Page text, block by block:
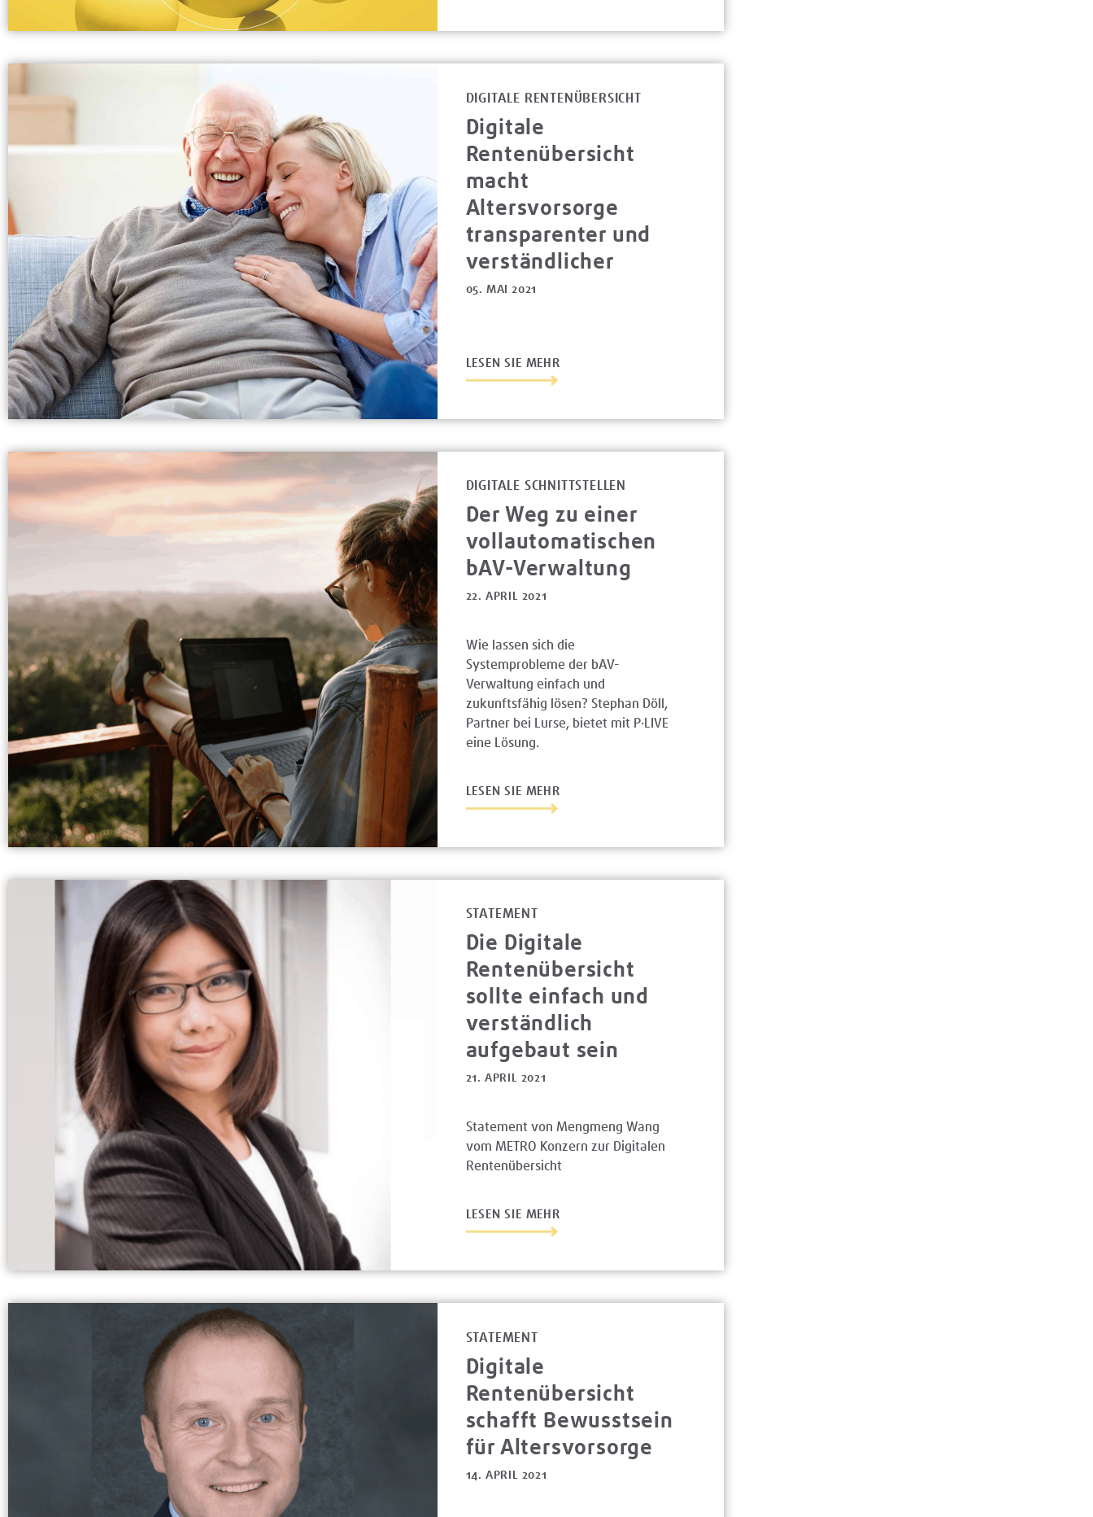
DIGITALE RENTENÜBERSICHT
Digitale
Rentenübersicht
macht
Altersvorsorge
transparenter und
verständlicher
05. MAI 2021
LESEN SIE MEHR
DIGITALE SCHNITTSTELLEN
Der Weg zu einer
vollautomatischen
bAV-Verwaltung
22. APRIL 2021
Wie lassen sich die
Systemprobleme der bAV-
Verwaltung einfach und
zukunftsfähig lösen? Stephan Döll,
Partner bei Lurse, bietet mit P·LIVE
eine Lösung.
LESEN SIE MEHR
STATEMENT
Die Digitale
Rentenübersicht
sollte einfach und
verständlich
aufgebaut sein
21. APRIL 2021
Statement von Mengmeng Wang
vom METRO Konzern zur Digitalen
Rentenübersicht
LESEN SIE MEHR
STATEMENT
Digitale
Rentenübersicht
schafft Bewusstsein
für Altersvorsorge
14. APRIL 2021